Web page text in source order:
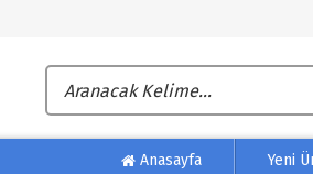
Anasayfa Yeni